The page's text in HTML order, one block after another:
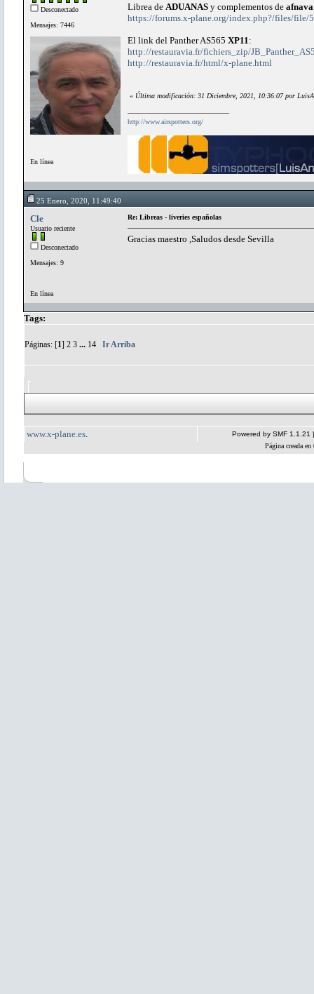
Desconectado
Mensajes: 7446
En línea
Librea de ADUANAS y complementos de
https://forums.x-plane.org/index.php?/files/file/
El link del Panther AS565 XP11 :
http://restauravia.fr/fichiers_zip/
http://restauravia.fr/html/x-plane.html
« Última modificación: 31 Diciembre, 2021, 10:36:07 por
http://www.airspotters.org/
25 Enero, 2020, 11:49:40
Cle
Usuario reciente
Desconectado
Mensajes: 9
En línea
Re: Libreas - liveries españolas
Gracias maestro ,Saludos desde Sevilla
Tags:
Páginas: [1] 2 3 ... 14 Ir Arriba
www.x-plane.es Powered by SMF 1.1.21
Página creada